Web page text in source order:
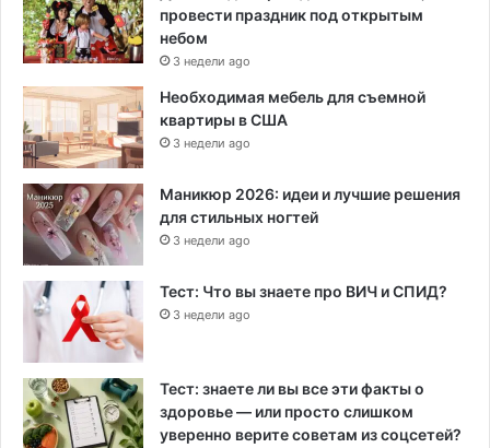
провести праздник под открытым
небом
3 недели ago
Необходимая мебель для съемной
квартиры в США
3 недели ago
Маникюр 2026: идеи и лучшие решения
для стильных ногтей
3 недели ago
Тест: Что вы знаете про ВИЧ и СПИД?
3 недели ago
Тест: знаете ли вы все эти факты о
здоровье — или просто слишком
уверенно верите советам из соцсетей?